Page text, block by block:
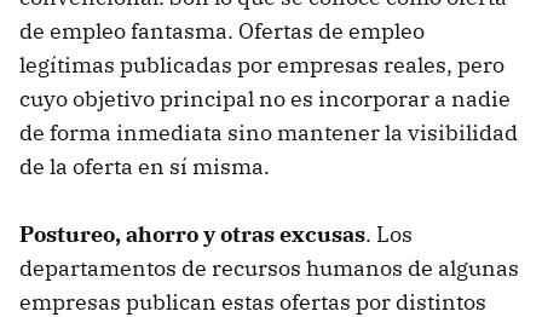
de empleo fantasma. Ofertas de empleo
legítimas publicadas por empresas reales, pero
cuyo objetivo principal no es incorporar a nadie
de forma inmediata sino mantener la visibilidad
de la oferta en sí misma.
Postureo, ahorro y otras excusas. Los
departamentos de recursos humanos de algunas
empresas publican estas ofertas por distintos